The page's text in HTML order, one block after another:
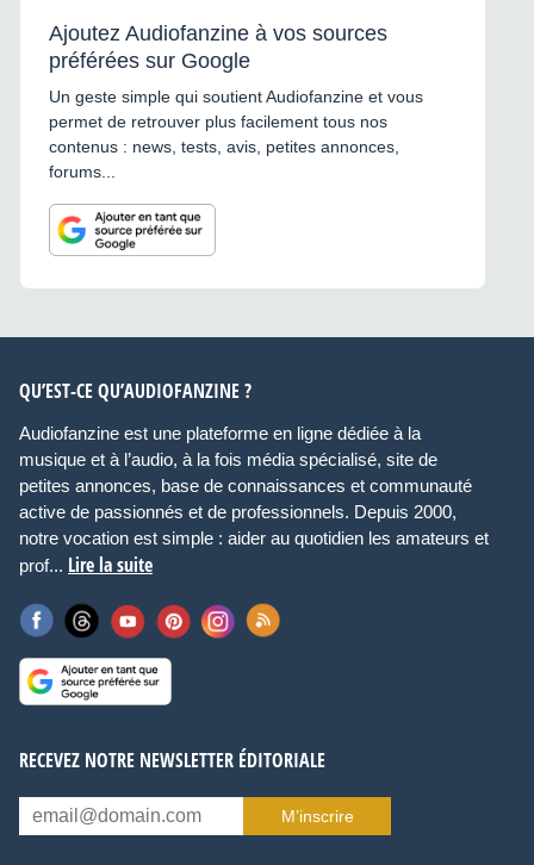
Ajoutez Audiofanzine à vos sources
préférées sur Google
Un geste simple qui soutient Audiofanzine et vous
permet de retrouver plus facilement tous nos
contenus : news, tests, avis, petites annonces,
forums...
QU’EST-CE QU’AUDIOFANZINE ?
Audiofanzine est une plateforme en ligne dédiée à la
musique et à l’audio, à la fois média spécialisé, site de
petites annonces, base de connaissances et communauté
active de passionnés et de professionnels. Depuis 2000,
notre vocation est simple : aider au quotidien les amateurs et
prof... Lire la suite
RECEVEZ NOTRE NEWSLETTER ÉDITORIALE
M’inscrire